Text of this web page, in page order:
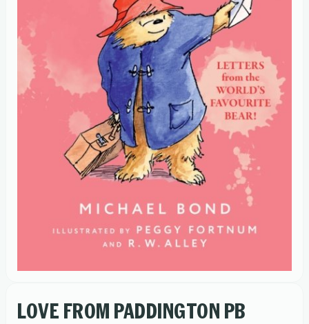
LOVE FROM PADDINGTON PB